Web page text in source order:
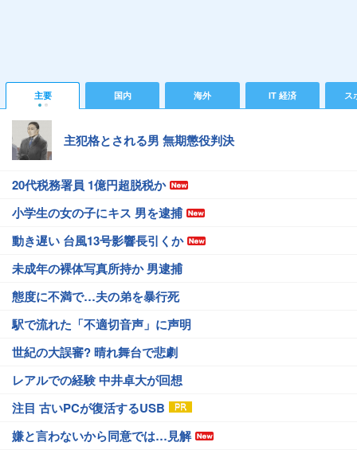
主要 国内 海外 IT 経済 ス
主犯格とされる男 無期懲役判決
20代税務署員 1億円超脱税か
小学生の女の子にキス 男を逮捕
動き遅い 台風13号影響長引くか
未成年の裸体写真所持か 男逮捕
態度に不満で…夫の弟を暴行死
駅で流れた「不適切音声」に声明
世紀の大誤審? 晴れ舞台で悲劇
レアルでの経験 中井卓大が回想
注目 古いPCが復活するUSB
嫌と言わないから同意では…見解